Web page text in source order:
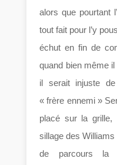
alors que pourtant
tout fait pour l’y
échut en fin de
quand bien même il
il serait injuste
« frère ennemi »
placé sur la
sillage des
de parcours la